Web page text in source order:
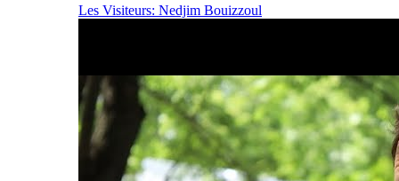
Les Visiteurs: Nedjim Bouizzoul